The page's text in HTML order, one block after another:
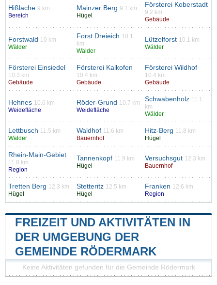
Hißlache 9 km
Bereich
Mainzer Berg 9.1 km
Hügel
Försterei Koberstadt
9.2 km
Gebäude
Forstwald 10 km
Wälder
Forst Dreieich 10.1
km
Wälder
Lützelforst 10.1 km
Wälder
Försterei Einsiedel
10.3 km
Gebäude
Försterei Kalkofen
10.4 km
Gebäude
Försterei Wildhof
10.4 km
Gebäude
Hehnes 10.6 km
Weidefläche
Röder-Grund 10.7 km
Weidefläche
Schwabenholz 11.1
km
Wälder
Lettbusch 11.5 km
Wälder
Waldhof 11.6 km
Bauernhof
Hitz-Berg 11.8 km
Hügel
Rhein-Main-Gebiet
11.8 km
Region
Tannenkopf 11.9 km
Hügel
Versuchsgut 12.3 km
Bauernhof
Tretten Berg 12.3 km
Hügel
Stetteritz 12.5 km
Hügel
Franken 12.6 km
Region
FREIZEIT UND AKTIVITÄTEN IN
DER UMGEBUNG DER
GEMEINDE RÖDERMARK
Keine Aktivitäten gefunden für die Gemeinde Rödermark